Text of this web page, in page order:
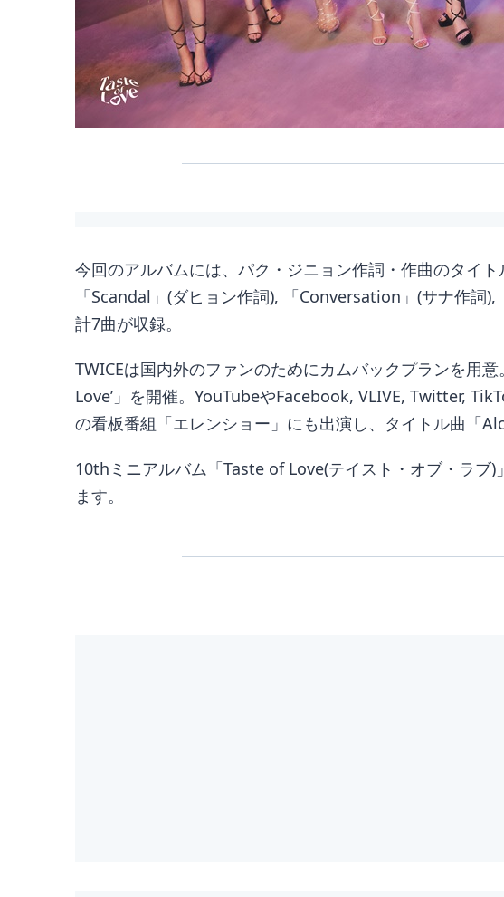
今回のアルバムには、パク・ジニョン作詞・作曲のタイ
「Scandal」(ダヒョン作詞), 「Conversation」(サナ作詞
計7曲が収録。
TWICEは国内外のファンのためにカムバックプランを用
Love’」を開催。YouTubeやFacebook, VLIVE, Twitter,
の看板番組「エレンショー」にも出演し、タイトル曲「
10thミニアルバム「Taste of Love(テイスト・オブ・ラ
ます。